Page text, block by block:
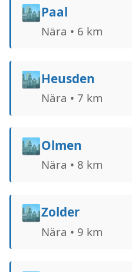
🏙️Paal
Nära • 6 km
🏙️Heusden
Nära • 7 km
🏙️Olmen
Nära • 8 km
🏙️Zolder
Nära • 9 km